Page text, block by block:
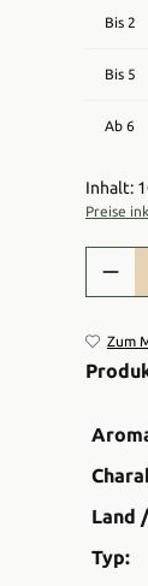
Bis 2
Bis 5
Ab 6
Inhalt:
Preise
Zum
Land
Typ: